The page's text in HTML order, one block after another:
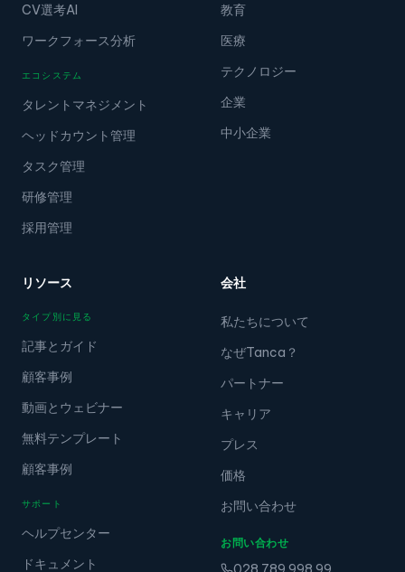
CV選考AI
ワークフォース分析
エコシステム
タレントマネジメント
ヘッドカウント管理
タスク管理
研修管理
採用管理
教育
医療
テクノロジー
企業
中小企業
リソース
タイプ別に見る
記事とガイド
顧客事例
動画とウェビナー
無料テンプレート
顧客事例
サポート
ヘルプセンター
ドキュメント
会社
私たちについて
なぜTanca？
パートナー
キャリア
プレス
価格
お問い合わせ
お問い合わせ